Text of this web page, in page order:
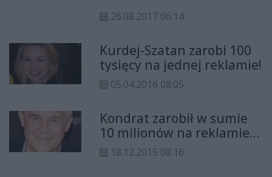
z nich ma logo Radia Rekord.
26.08.2017 06:14
Kurdej-Szatan zarobi 100
tysięcy na jednej reklamie!
05.04.2016 08:05
Kondrat zarobił w sumie
10 milionów na reklamie
banku.
18.12.2015 08:16